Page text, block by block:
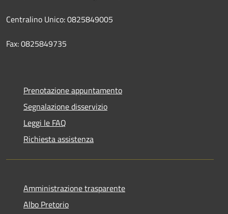
Centralino Unico: 0825849005
Fax: 0825849735
Prenotazione appuntamento
Segnalazione disservizio
Leggi le FAQ
Richiesta assistenza
Amministrazione trasparente
Albo Pretorio